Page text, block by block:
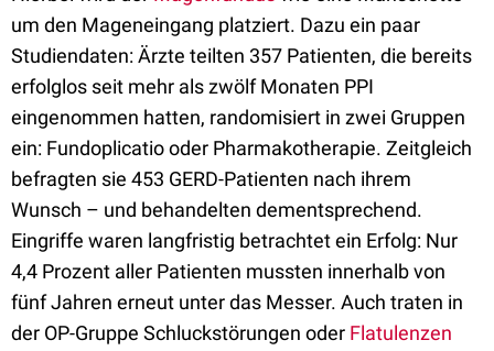
um den Mageneingang platziert. Dazu ein paar
Studiendaten: Ärzte teilten 357 Patienten, die bereits
erfolglos seit mehr als zwölf Monaten PPI
eingenommen hatten, randomisiert in zwei Gruppen
ein: Fundoplicatio oder Pharmakotherapie. Zeitgleich
befragten sie 453 GERD-Patienten nach ihrem
Wunsch – und behandelten dementsprechend.
Eingriffe waren langfristig betrachtet ein Erfolg: Nur
4,4 Prozent aller Patienten mussten innerhalb von
fünf Jahren erneut unter das Messer. Auch traten in
der OP-Gruppe Schluckstörungen oder Flatulenzen